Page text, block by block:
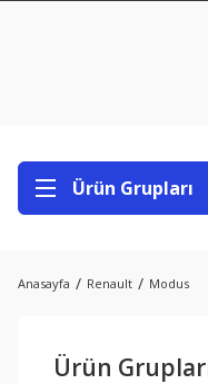
Ürün Grupları
Anasayfa Renault Modus
Ürün